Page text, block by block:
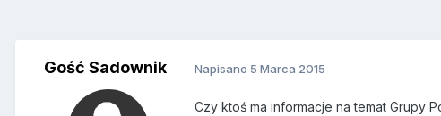
Gość Sadownik Napisano 5 Marca 2015
Czy ktoś ma informacje na temat Grupy